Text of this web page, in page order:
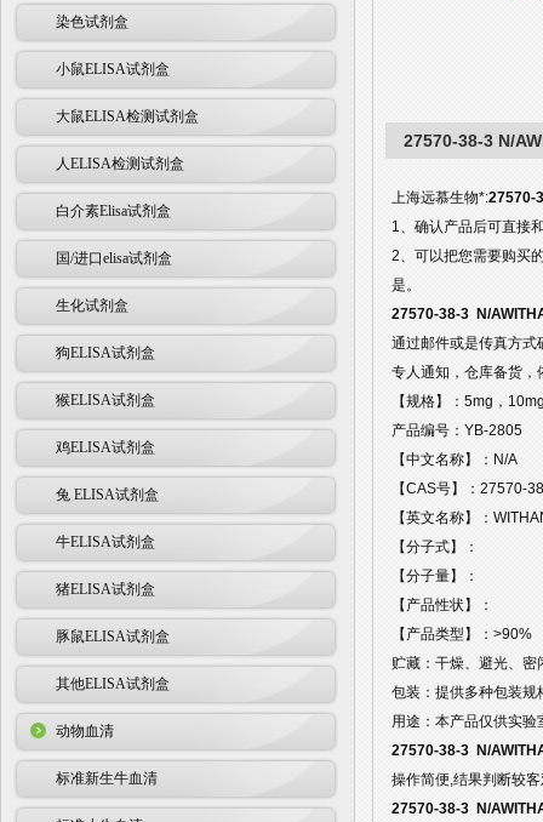
染色试剂盒
小鼠ELISA试剂盒
大鼠ELISA检测试剂盒
人ELISA检测试剂盒
白介素Elisa试剂盒
国/进口elisa试剂盒
生化试剂盒
狗ELISA试剂盒
猴ELISA试剂盒
鸡ELISA试剂盒
兔 ELISA试剂盒
牛ELISA试剂盒
猪ELISA试剂盒
豚鼠ELISA试剂盒
其他ELISA试剂盒
动物血清
标准新生牛血清
27570-38-3 N/
上海远慕生物*:27570-
1、确认产品后可直接
2、可以把您需要购买
是。
27570-38-3 N/
通过邮件或是传真方式
专人通知，仓库备货，
【规格】：5mg，
产品编号：YB-2805
【中文名称】：N/A
【CAS号】：27570-
【英文名称】：
【分子式】：
【分子量】：
【产品性状】：
【产品类型】：>90%
贮藏：干燥、避光、
包装：提供多种包装规
用途：本产品仅供实
27570-38-3 N/
操作简便,结果判断较
27570-38-3 N/